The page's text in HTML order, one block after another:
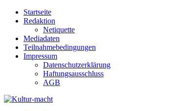
Zum
Inhalt
Startseite
Redaktion
Netiquette
Mediadaten
Teilnahmebedingungen
Impressum
Datenschutzerklärung
Haftungsausschluss
AGB